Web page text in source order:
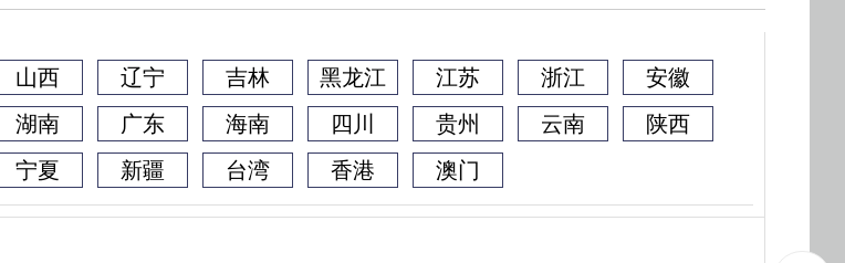
山西 辽宁 吉林 黑龙江 江苏 浙江
安徽
湖南 广东 海南 四川 贵州 云南
陕西
宁夏 新疆 台湾 香港 澳门